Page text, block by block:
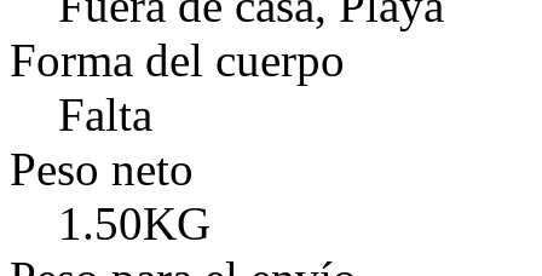
Forma del cuerpo
Falta
Peso neto
1.50KG